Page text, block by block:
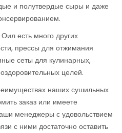
и полутвердые сыры и даже
есть много других
прессы для отжимания
сеты для кулинарных,
целей.
наших сушильных
заказ или имеете
менеджеры с удовольствием
с ними достаточно оставить